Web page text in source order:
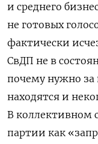
и среднего
не готовых
фактически
СвДП не в
почему нужно за
находятся и
В коллективном
партии как